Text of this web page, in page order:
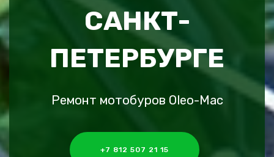
САНКТ-
ПЕТЕРБУРГЕ
Ремонт мотобуров Oleo-Mac
+7 812 507 21 15